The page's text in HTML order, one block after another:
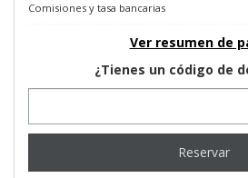
Comisiones y tasa bancarias
Ver resumen de
¿Tienes un código de
Reservar